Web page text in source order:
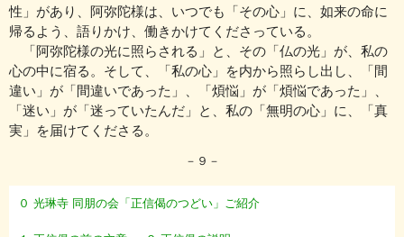
性」があり、 阿弥陀様は、いつでも「その心」に、如来の命に
帰るよう、 語りかけ、働きかけてくださっている。
「阿弥陀様の光に照らされる」と、その「仏の光」が、私の
心の中に宿る。 そして、「私の心」を内から照らし出し、「間
違い」が「間違いであった」、
「煩悩」が「煩悩であった」、
「迷い」が「迷っていたんだ」と、 私の「無明の心」に、「真
実」を届けてくださる。
－９－
０ 光琳寺 同朋の会「正信偈のつどい」ご紹介